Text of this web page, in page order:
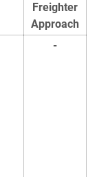
Freighter
Approach
-